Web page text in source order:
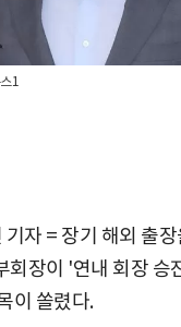
1
자 = 장기 해외 출
회장이 '연내 회장 승
이 쏠렸다.